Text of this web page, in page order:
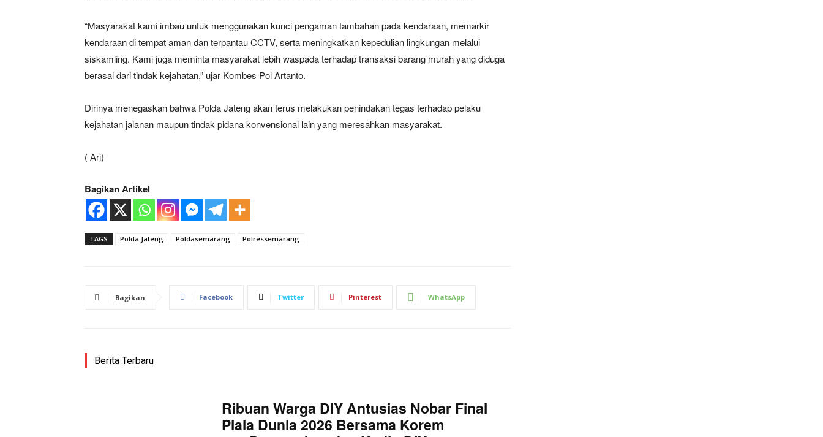
“Masyarakat kami imbau untuk menggunakan kunci pengaman tambahan pada kendaraan, memarkir
kendaraan di tempat aman dan terpantau CCTV, serta meningkatkan kepedulian lingkungan melalui
siskamling. Kami juga meminta masyarakat lebih waspada terhadap transaksi barang murah yang diduga
berasal dari tindak kejahatan,” ujar Kombes Pol Artanto.
Dirinya menegaskan bahwa Polda Jateng akan terus melakukan penindakan tegas terhadap pelaku
kejahatan jalanan maupun tindak pidana konvensional lain yang meresahkan masyarakat.
( Ari)
Bagikan Artikel
TAGS Polda Jateng Poldasemarang Polressemarang
Bagikan Facebook Twitter Pinterest WhatsApp
Berita Terbaru
Ribuan Warga DIY Antusias Nobar Final
Piala Dunia 2026 Bersama Korem